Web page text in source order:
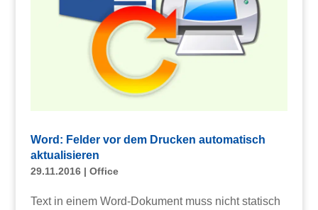
Word: Felder vor dem Drucken automatisch
aktualisieren
29.11.2016| Office
Text in einem Word-Dokument muss nicht statisch